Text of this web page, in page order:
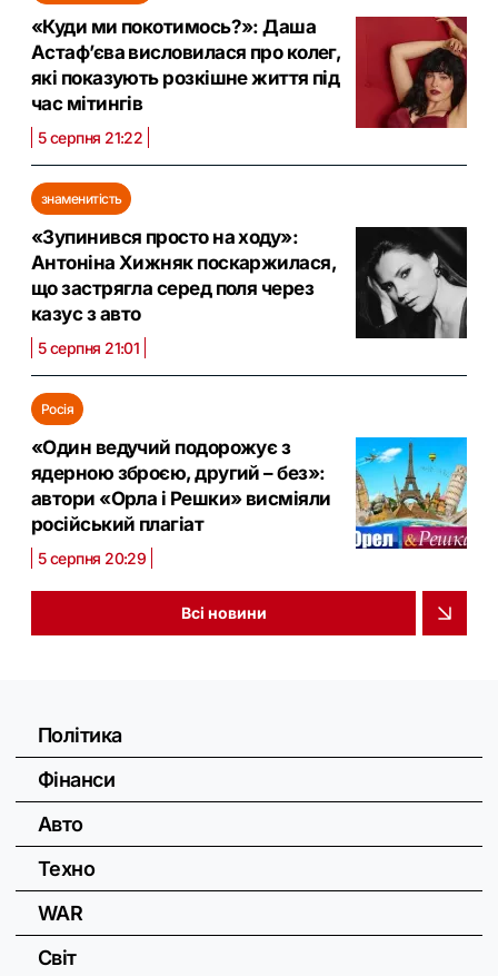
«Куди ми покотимось?»: Даша
Астаф’єва висловилася про колег,
які показують розкішне життя під
час мітингів
5 серпня 21:22
знаменитість
«Зупинився просто на ходу»:
Антоніна Хижняк поскаржилася,
що застрягла серед поля через
казус з авто
5 серпня 21:01
Росія
«Один ведучий подорожує з
ядерною зброєю, другий – без»:
автори «Орла і Решки» висміяли
російський плагіат
5 серпня 20:29
Всі новини
Політика
Фінанси
Авто
Техно
WAR
Світ